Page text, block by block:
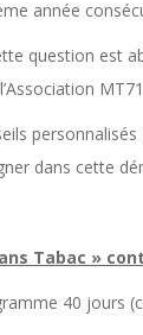
année
question est
dans cette
Tabac »
40 jours